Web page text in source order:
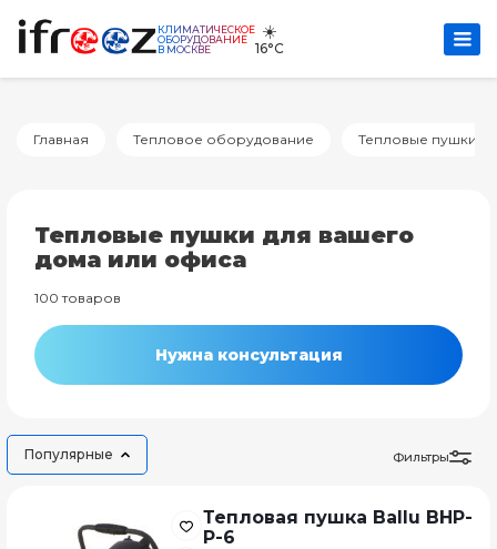
КЛИМАТИЧЕСКОЕ
ОБОРУДОВАНИЕ
В МОСКВЕ
☀️
16°C
Главная Тепловое оборудование Тепловые пушки
Тепловые пушки для вашего
дома или офиса
100 товаров
Нужна консультация
Популярные Фильтры
Тепловая пушка Ballu BHP-
P-6